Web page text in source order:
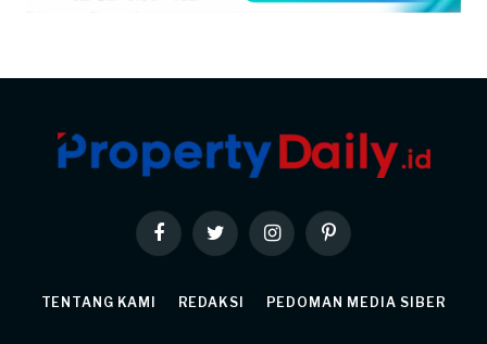
FacebookTwitter InstagramPinterest
TENTANG KAMI REDAKSI PEDOMAN MEDIA SIBER